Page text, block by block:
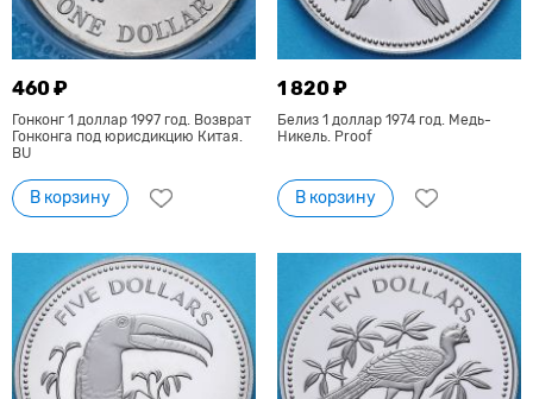
460 ₽
Гонконг 1 доллар 1997 год. Возврат
Гонконга под юрисдикцию Китая.
BU
В корзину
1 820 ₽
Белиз 1 доллар 1974 год. Медь-
Никель. Proof
В корзину